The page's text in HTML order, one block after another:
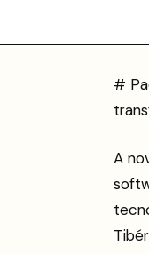
#
A